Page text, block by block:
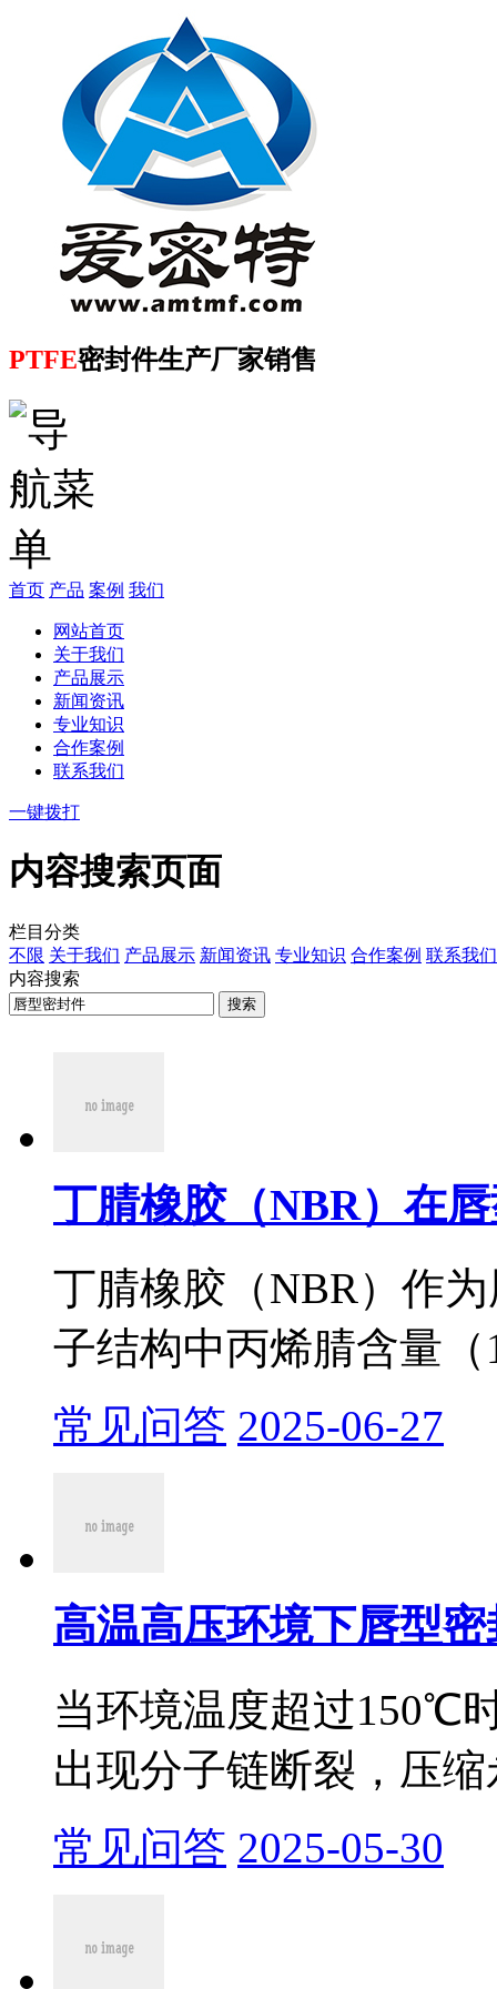
PTFE密封件生产厂家销售
首页 产品 案例 我们
网站首页
关于我们
产品展示
新闻资讯
专业知识
合作案例
联系我们
一键拨打
内容搜索页面
栏目分类
不限 关于我们 产品展示 新闻资讯 专业知识 合作案例 联系我们
内容搜索
搜索
丁腈橡胶（NBR）在
丁腈橡胶（NBR）作
子结构中丙烯腈含量（
常见问答 2025-06-27
高温高压环境下唇型
当环境温度超过150℃
出现分子链断裂，压
常见问答 2025-05-30